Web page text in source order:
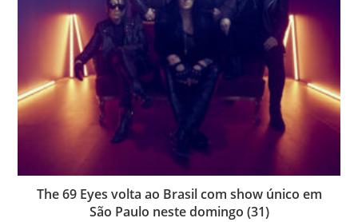
The 69 Eyes volta ao Brasil com show único em
São Paulo neste domingo (31)